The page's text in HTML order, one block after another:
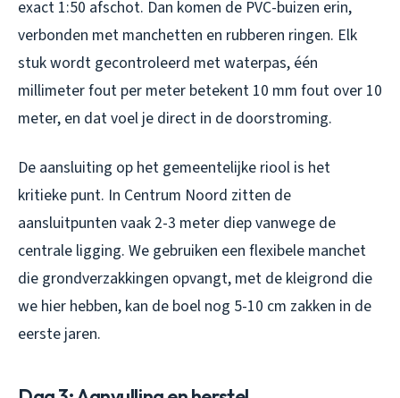
exact 1:50 afschot. Dan komen de PVC-buizen erin,
verbonden met manchetten en rubberen ringen. Elk
stuk wordt gecontroleerd met waterpas, één
millimeter fout per meter betekent 10 mm fout over 10
meter, en dat voel je direct in de doorstroming.
De aansluiting op het gemeentelijke riool is het
kritieke punt. In Centrum Noord zitten de
aansluitpunten vaak 2-3 meter diep vanwege de
centrale ligging. We gebruiken een flexibele manchet
die grondverzakkingen opvangt, met de kleigrond die
we hier hebben, kan de boel nog 5-10 cm zakken in de
eerste jaren.